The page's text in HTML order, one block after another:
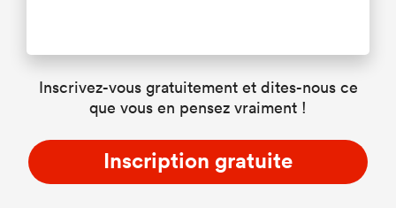
Inscrivez-vous gratuitement et dites-nous ce
que vous en pensez vraiment !
Inscription gratuite